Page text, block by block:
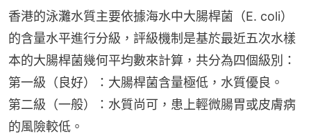
香港的泳灘水質主要依據海水中大腸桿菌（E. coli）
的含量水平進行分級，評級機制是基於最近五次水樣
本的大腸桿菌幾何平均數來計算，共分為四個級別：
第一級（良好）：大腸桿菌含量極低，水質優良。
第二級（一般）：水質尚可，患上輕微腸胃或皮膚病
的風險較低。